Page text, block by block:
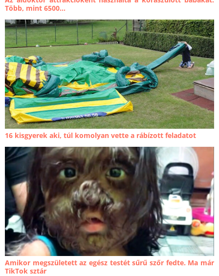
Több, mint 6500...
16 kisgyerek aki, túl komolyan vette a rábízott feladatot
Amikor megszületett az egész testét sűrű szőr fedte. Ma már
TikTok sztár